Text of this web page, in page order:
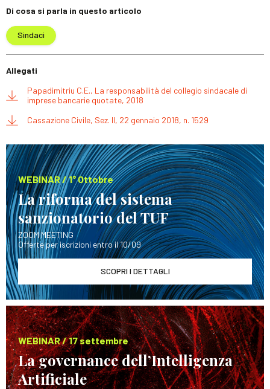
Di cosa si parla in questo articolo
Sindaci
Allegati
Papadimitriu C.E., La responsabilità del collegio sindacale di
imprese bancarie quotate, 2018
Cassazione Civile, Sez. II, 22 gennaio 2018, n. 1529
WEBINAR / 1° Ottobre
La riforma del sistema
sanzionatorio del TUF
ZOOM MEETING
Offerte per iscrizioni entro il 10/09
SCOPRI I DETTAGLI
WEBINAR / 17 settembre
La governance dell’Intelligenza
Artificiale